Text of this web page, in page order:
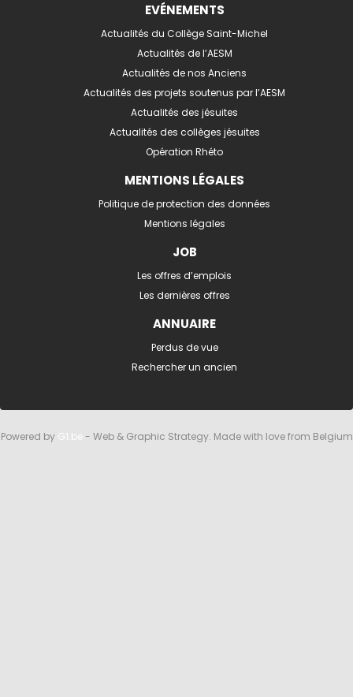
EVÉNEMENTS
Actualités du Collège Saint-Michel
Actualités de l’AESM
Actualités de nos Anciens
Actualités des projets soutenus par l’AESM
Actualités des jésuites
Actualités des collèges jésuites
Opération Rhéto
MENTIONS LÉGALES
Politique de protection des données
Mentions légales
JOB
Les offres d’emplois
Les dernières offres
ANNUAIRE
Perdus de vue
Rechercher un ancien
Powered by G1.be- Web & Graphic Strategy. Made with love from Belgium